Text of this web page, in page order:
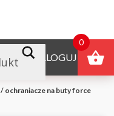
ZALOGUJ
/ ochraniacze na buty force
0